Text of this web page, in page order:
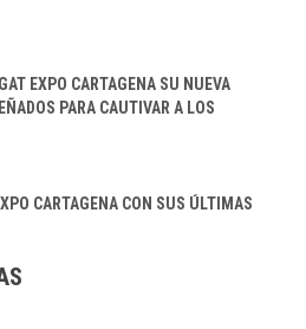
EXPO CARTAGENA SU NUEVA
PARA CAUTIVAR A LOS
CARTAGENA CON SUS ÚLTIMAS